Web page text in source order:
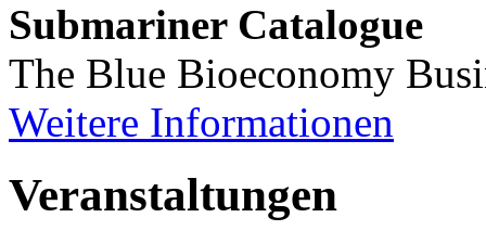
Submariner Catalogue
The Blue Bioeconomy
Weitere Informationen
Veranstaltungen